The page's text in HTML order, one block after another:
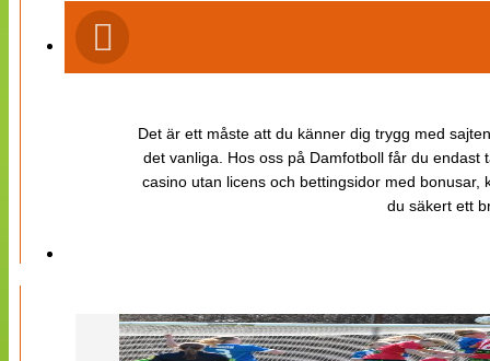
Det är ett måste att du känner dig trygg med
det vanliga. Hos oss på Damfotboll får du
casino utan licens och bettingsidor med
du säkert ett